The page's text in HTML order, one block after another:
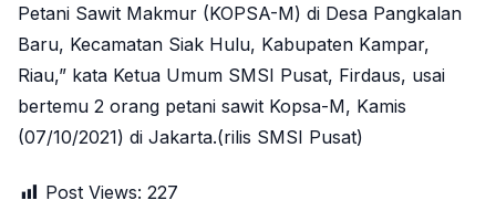
Petani Sawit Makmur (KOPSA-M) di Desa Pangkalan
Baru, Kecamatan Siak Hulu, Kabupaten Kampar,
Riau,” kata Ketua Umum SMSI Pusat, Firdaus, usai
bertemu 2 orang petani sawit Kopsa-M, Kamis
(07/10/2021) di Jakarta.(rilis SMSI Pusat)
Post Views: 227